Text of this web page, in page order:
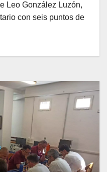
Leo González Luzón,
con seis puntos de